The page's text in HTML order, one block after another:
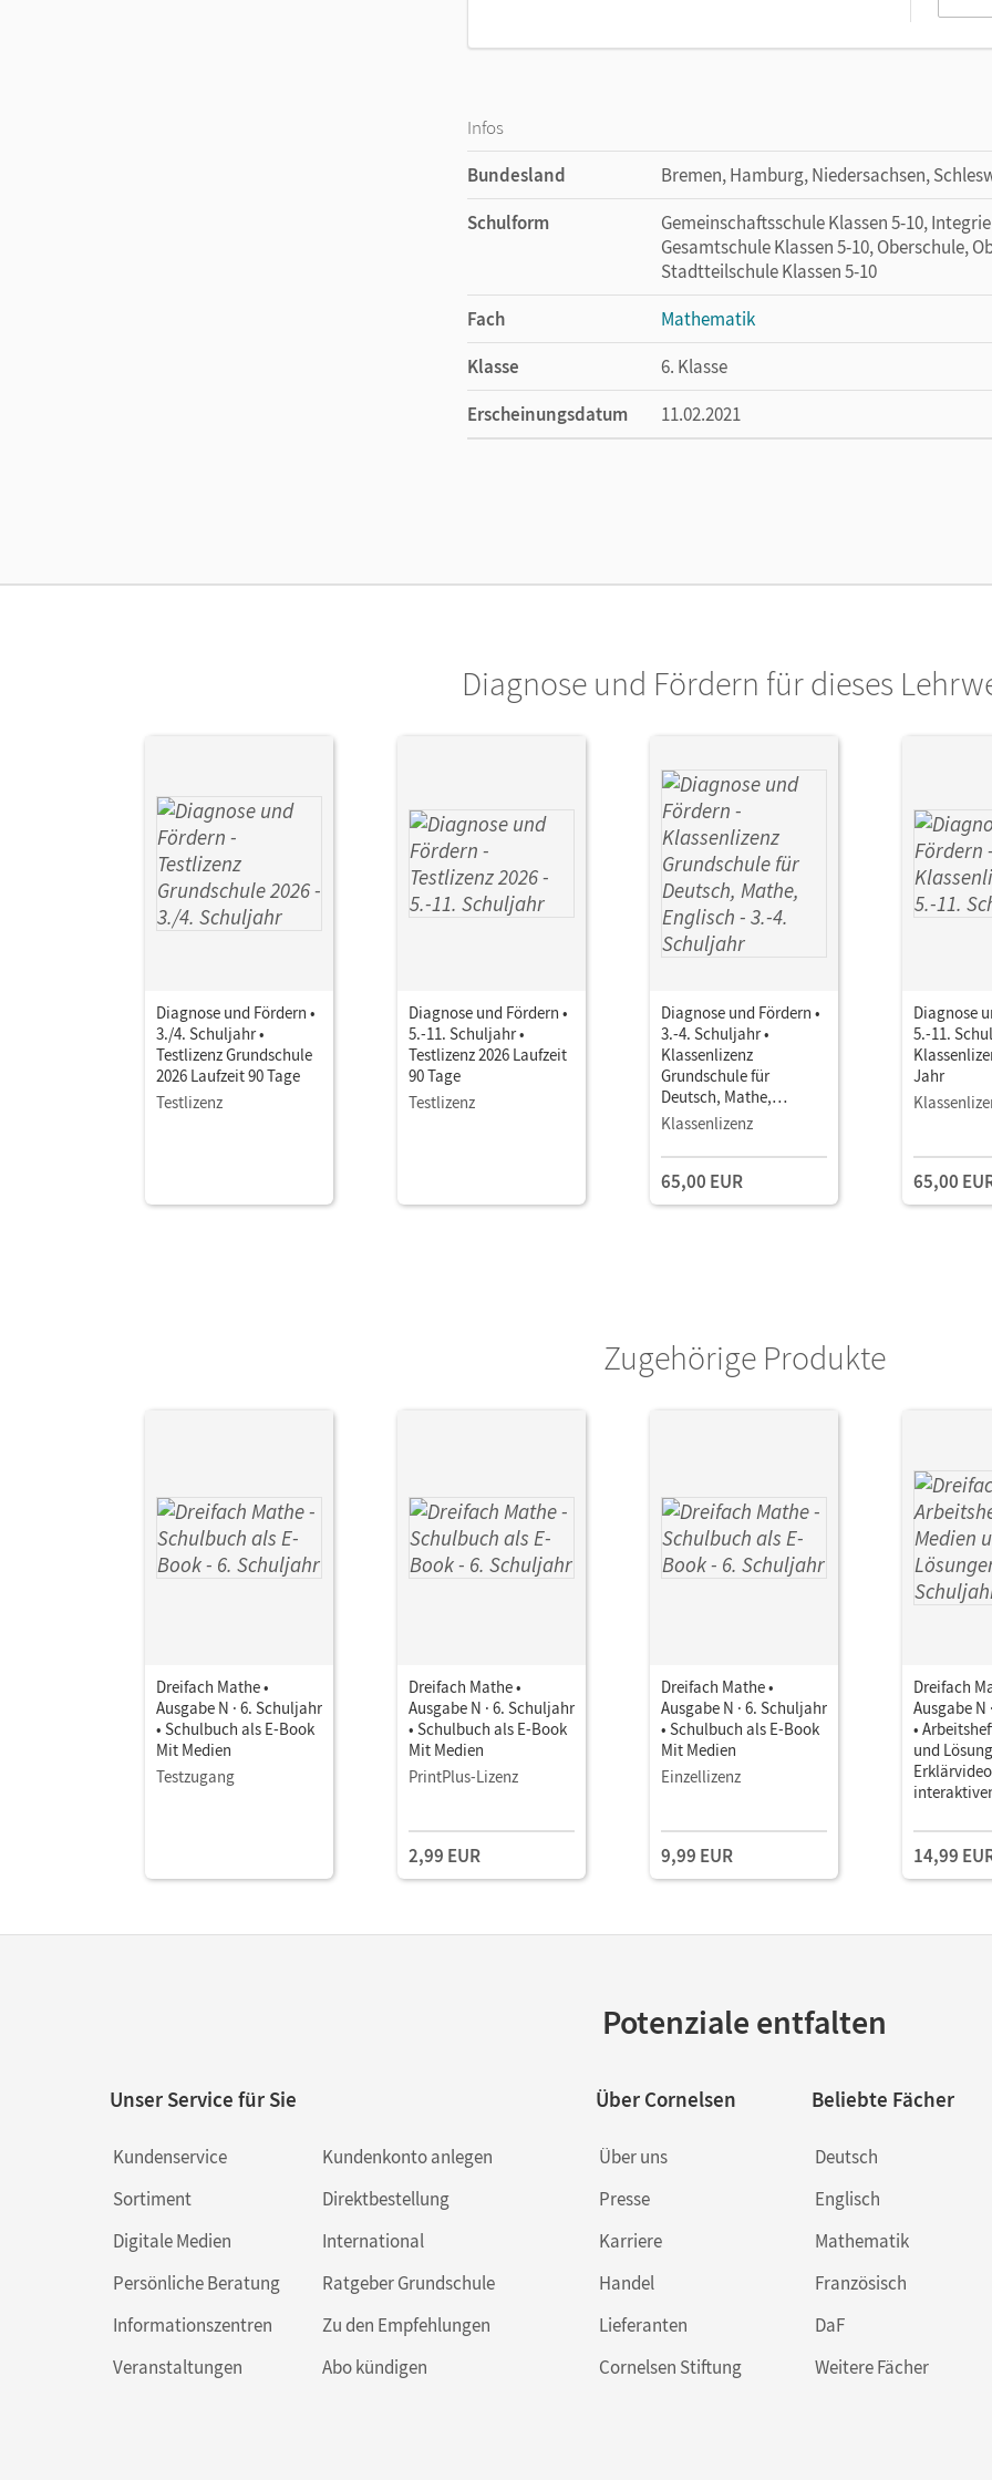
Infos
Bundesland
Bremen, Hamburg, Niedersachsen,
Schulform
Gemeinschaftsschule Klassen 5-10,
Gesamtschule Klassen 5-10, Oberschule,
Stadtteilschule Klassen 5-10
Fach
Mathematik
Klasse
6. Klasse
Erscheinungsdatum
11.02.2021
Diagnose und Fördern für dieses
Diagnose und Fördern •
3./4. Schuljahr •
Testlizenz Grundschule
2026 Laufzeit 90 Tage
Testlizenz
Diagnose und Fördern •
5.-11. Schuljahr •
Testlizenz 2026 Laufzeit
90 Tage
Testlizenz
Diagnose und Fördern •
3.-4. Schuljahr •
Klassenlizenz
Grundschule für
Deutsch, Mathe,
Englisch
Klassenlizenz
65,00 EUR
Diagnose
5.-11.
Jahr
65,00
Zugehörige Produkte
Dreifach Mathe •
Ausgabe N · 6. Schuljahr
• Schulbuch als E-Book
Mit Medien
Testzugang
Dreifach Mathe •
Ausgabe N · 6. Schuljahr
• Schulbuch als E-Book
Mit Medien
PrintPlus-Lizenz
2,99 EUR
Dreifach Mathe •
Ausgabe N · 6. Schuljahr
• Schulbuch als E-Book
Mit Medien
Einzellizenz
9,99 EUR
Dreifach
Ausgabe N
•
und
14,99
Potenziale entfalten
Unser Service für Sie
Kundenservice
Sortiment
Digitale Medien
Persönliche Beratung
Informationszentren
Veranstaltungen
Kundenkonto anlegen
Direktbestellung
International
Ratgeber Grundschule
Zu den Empfehlungen
Abo kündigen
Über Cornelsen
Über uns
Presse
Karriere
Handel
Lieferanten
Cornelsen Stiftung
Beliebte Fächer
Deutsch
Englisch
Mathematik
Französisch
DaF
Weitere Fächer